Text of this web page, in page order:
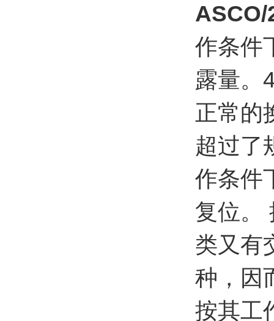
ASCO/
作条件
露量。
正常的
超过了
作条件
复位。
类又有
种，因
按其工